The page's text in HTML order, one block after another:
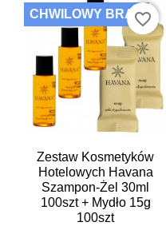
Zestaw Kosmetyków
Hotelowych Havana
Szampon-Żel 30ml
100szt + Mydło 15g
100szt
CHWILOWY BRAKfavorite_border